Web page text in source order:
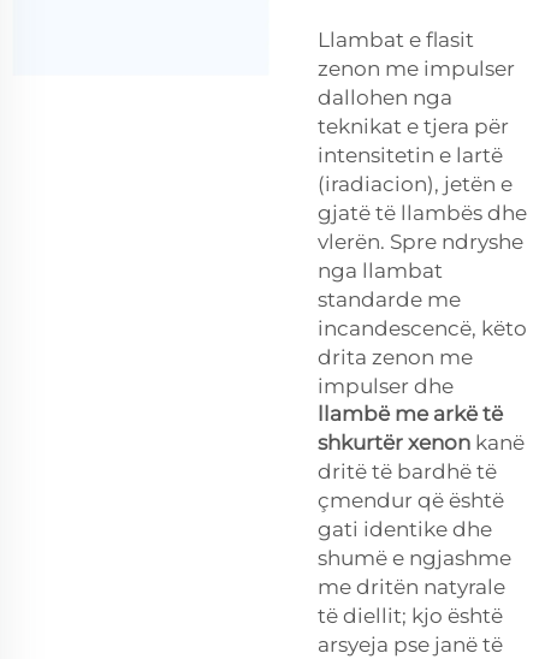
Llambat e flasit
zenon me impulser
dallohen nga
teknikat e tjera për
intensitetin e lartë
(iradiacion), jetën e
gjatë të llambës dhe
vlerën. Spre ndryshe
nga llambat
standarde me
incandescencë, këto
drita zenon me
impulser dhe
llambë me arkë të
shkurtër xenon kanë
dritë të bardhë të
çmendur që është
gati identike dhe
shumë e ngjashme
me dritën natyrale
të diellit; kjo është
arsyeja pse janë të